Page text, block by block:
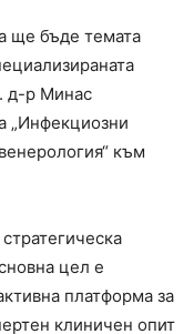
ще бъде темата
д-р Минас
„Инфекциозни
към
цел е
платформа за
клиничен опит